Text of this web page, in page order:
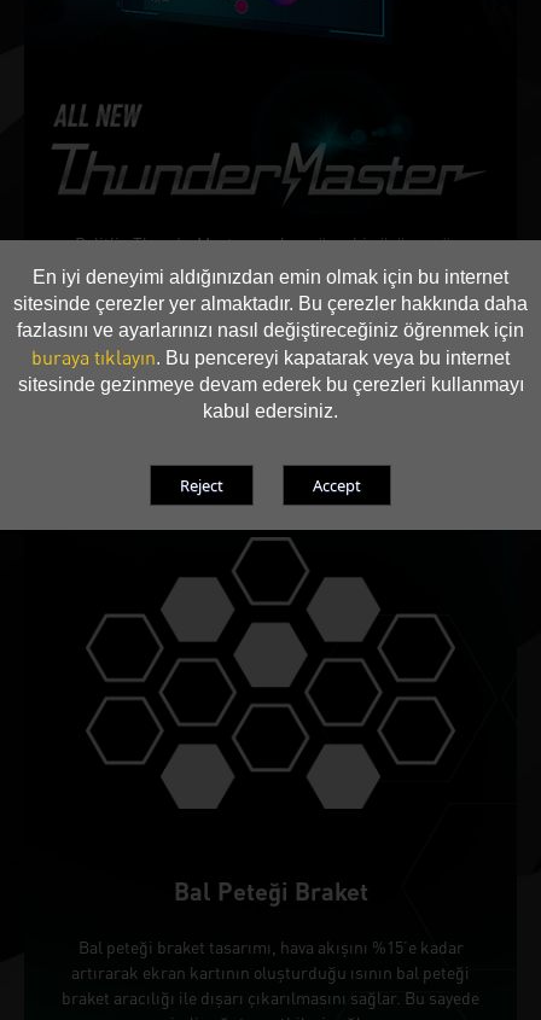
En iyi deneyimi aldığınızdan emin olmak için bu internet
sitesinde çerezler yer almaktadır. Bu çerezler hakkında daha
fazlasını ve ayarlarınızı nasıl değiştireceğiniz öğrenmek için
buraya tıklayın. Bu pencereyi kapatarak veya bu internet
sitesinde gezinmeye devam ederek bu çerezleri kullanmayı
kabul edersiniz.
Palit’in ThunderMaster yazılımı, önceki sürüme göre
baştan aşağı bir güncelleme aldı. Artık daha kullanıcı dostu
arayüzün yanı sıra daha fazla kişiselleştirilmiş ayara sahip.
ThunderMaster ile overclock ayarlarından fan hızına, LED
efektine kadar ekran kartınızı kontrol edebilirsiniz. Ayrıca
ThunderMaster aracı ile ekran kartı durumunu da
izleyebilirsiniz.
Bal Peteği Braket
Bal peteği braket tasarımı, hava akışını %15’e kadar
artırarak ekran kartının oluşturduğu ısının bal peteği
braket aracılığı ile dışarı çıkarılmasını sağlar. Bu sayede